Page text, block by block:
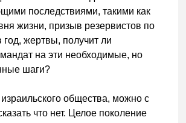
последствиями, такими как
жизни, призыв резервистов по
год, жертвы, получит ли
на эти необходимые, но
шаги?
израильского общества, можно с
что нет. Целое поколение